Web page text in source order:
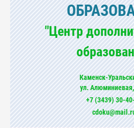
"Центр
Каменск-
ул.
+7 (3439) 30-